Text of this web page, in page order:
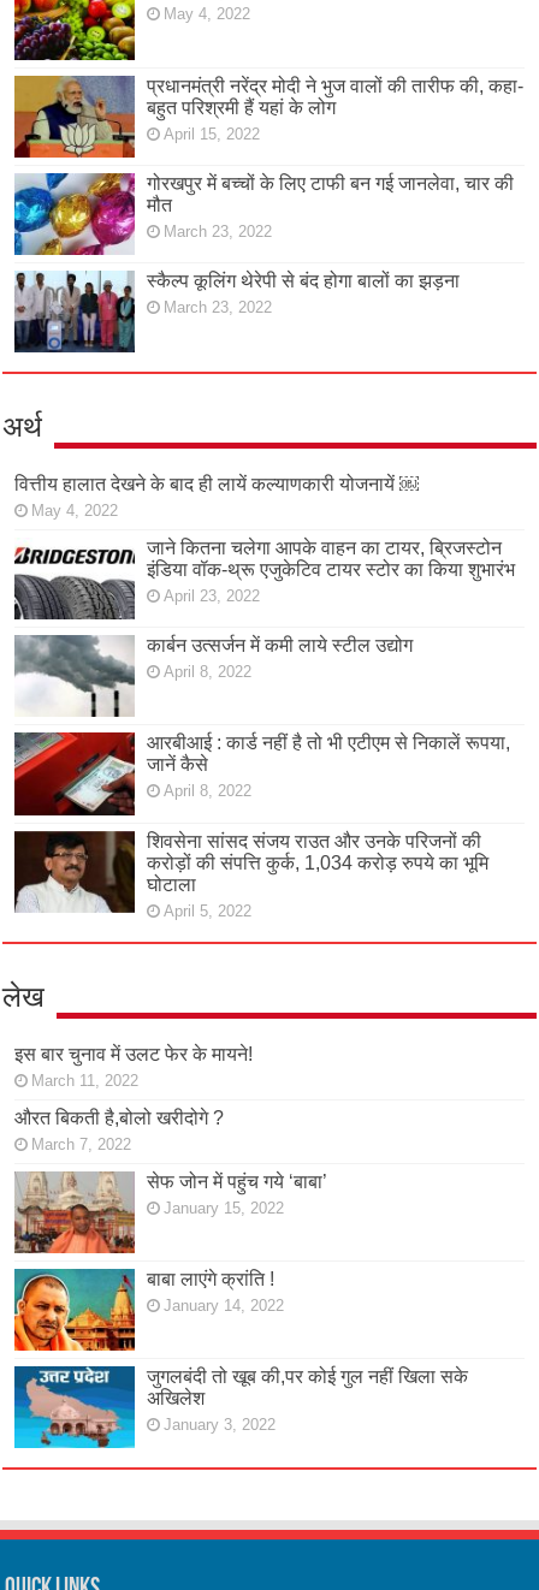
May 4, 2022
प्रधानमंत्री नरेंद्र मोदी ने भुज वालों की तारीफ की, कहा-
बहुत परिश्रमी हैं यहां के लोग
April 15, 2022
गोरखपुर में बच्चों के लिए टाफी बन गई जानलेवा, चार की
मौत
March 23, 2022
स्कैल्प कूलिंग थेरेपी से बंद होगा बालों का झड़ना
March 23, 2022
अर्थ
वित्तीय हालात देखने के बाद ही लायें कल्याणकारी योजनायें ￼
May 4, 2022
जाने कितना चलेगा आपके वाहन का टायर, ब्रिजस्टोन
इंडिया वॉक-थ्रू एजुकेटिव टायर स्टोर का किया शुभारंभ
April 23, 2022
कार्बन उत्सर्जन में कमी लाये स्टील उद्योग
April 8, 2022
आरबीआई : कार्ड नहीं है तो भी एटीएम से निकालें रूपया,
जानें कैसे
April 8, 2022
शिवसेना सांसद संजय राउत और उनके परिजनों की
करोड़ों की संपत्ति कुर्क, 1,034 करोड़ रुपये का भूमि
घोटाला
April 5, 2022
लेख
इस बार चुनाव में उलट फेर के मायने!
March 11, 2022
औरत बिकती है,बोलो खरीदोगे ?
March 7, 2022
सेफ जोन में पहुंच गये ‘बाबा’
January 15, 2022
बाबा लाएंगे क्रांति !
January 14, 2022
जुगलबंदी तो खूब की,पर कोई गुल नहीं खिला सके
अखिलेश
January 3, 2022